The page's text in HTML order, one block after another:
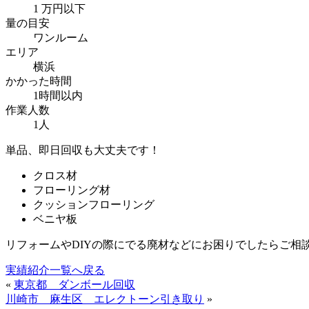
1 万円以下
量の目安
ワンルーム
エリア
横浜
かかった時間
1時間以内
作業人数
1人
単品、即日回収も大丈夫です！
クロス材
フローリング材
クッションフローリング
ベニヤ板
リフォームやDIYの際にでる廃材などにお困りでしたらご相
実績紹介一覧へ戻る
« 東京都 ダンボール回収
川崎市 麻生区 エレクトーン引き取り »